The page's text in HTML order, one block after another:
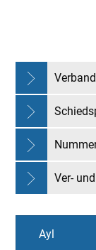
Ver-
Ayl